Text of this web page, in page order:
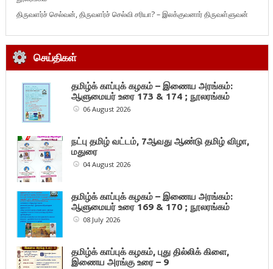
திருவளர்ச் செல்வன், திருவளர்ச் செல்வி சரியா? – இலக்குவனார் திருவள்ளுவன்
செய்திகள்
தமிழ்க் காப்புக் கழகம் – இணைய அரங்கம்:
ஆளுமையர் உரை 173 & 174 ; நூலரங்கம்
06 August 2026
நட்பு தமிழ் வட்டம், 7ஆவது ஆண்டு தமிழ் விழா,
மதுரை
04 August 2026
தமிழ்க் காப்புக் கழகம் – இணைய அரங்கம்:
ஆளுமையர் உரை 169 & 170 ; நூலரங்கம்
08 July 2026
தமிழ்க் காப்புக் கழகம், புது தில்லிக் கிளை,
இணைய அரங்கு உரை – 9